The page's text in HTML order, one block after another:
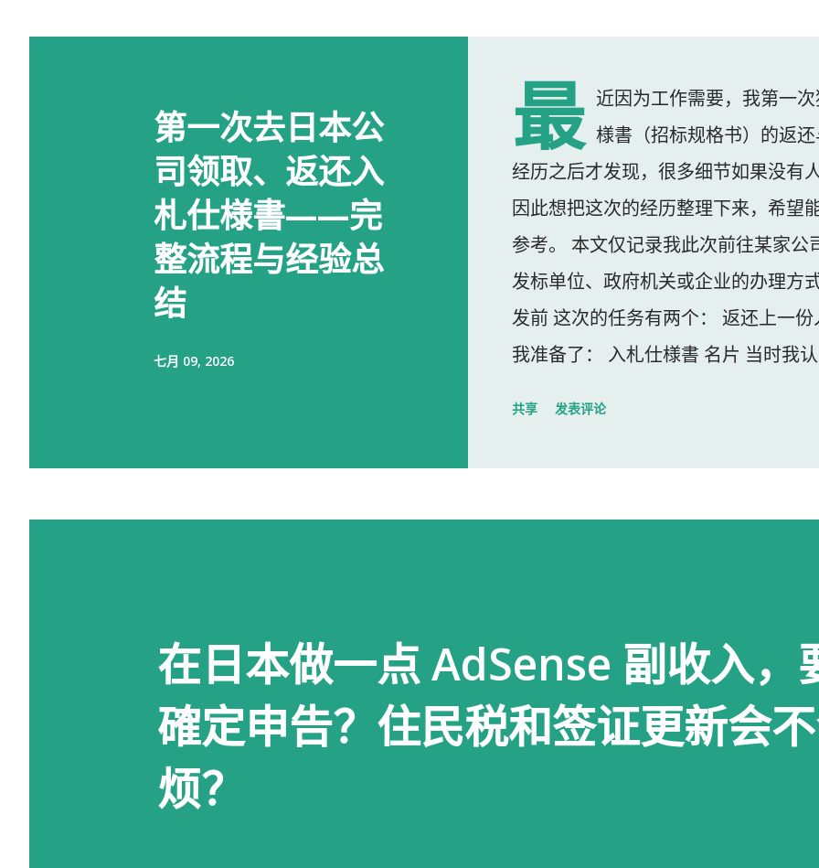
第一次去日本公
司领取、返还入
札仕様書——完
整流程与经验总
结
七月 09, 2026
最 近因为工作需要，我第一
様書（招标规格书）的返
经历之后才发现，很多细节如果没有
因此想把这次的经历整理下来，希望
参考。 本文仅记录我此次前往某家
发标单位、政府机关或企业的办理方
发前 这次的任务有两个： 返还上一
我准备了： 入札仕様書 名片 当时我
开门。 我拿起电话后说道： お世話
以为，把入札仕様書交给工作人员，
人员告诉我： 入札仕様書最后一页有
手续才算正式完成。 也就是说，仅仅
共享 发表评论
在日本做一点 AdSense 副收入，
確定申告？住民税和签证更新会
烦？